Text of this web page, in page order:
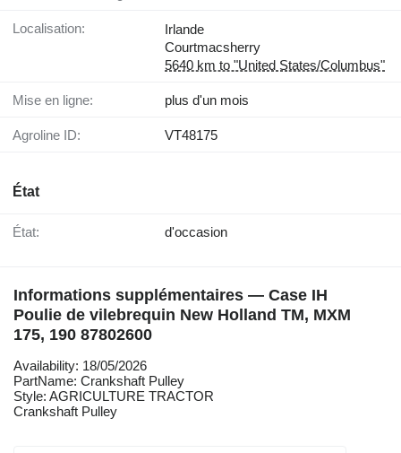
Localisation:
Irlande
Courtmacsherry
5640 km to "United States/Columbus"
Mise en ligne: plus d'un mois
Agroline ID: VT48175
État
État: d'occasion
Informations supplémentaires — Case IH
Poulie de vilebrequin New Holland TM, MXM
175, 190 87802600
Availability: 18/05/2026
PartName: Crankshaft Pulley
Style: AGRICULTURE TRACTOR
Crankshaft Pulley